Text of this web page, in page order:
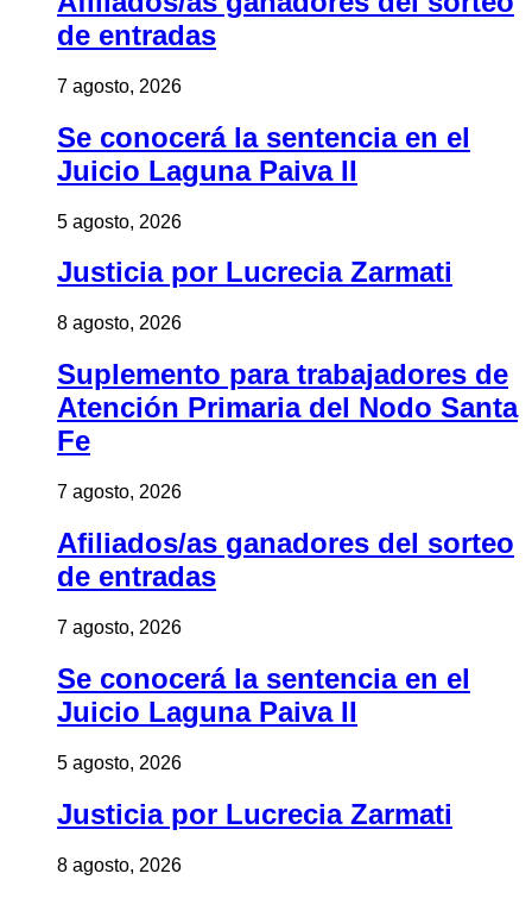
de entradas
7 agosto, 2026
Se conocerá la sentencia en el
Juicio Laguna Paiva II
5 agosto, 2026
Justicia por Lucrecia Zarmati
8 agosto, 2026
Suplemento para trabajadores de
Atención Primaria del Nodo Santa
Fe
7 agosto, 2026
Afiliados/as ganadores del sorteo
de entradas
7 agosto, 2026
Se conocerá la sentencia en el
Juicio Laguna Paiva II
5 agosto, 2026
Justicia por Lucrecia Zarmati
8 agosto, 2026